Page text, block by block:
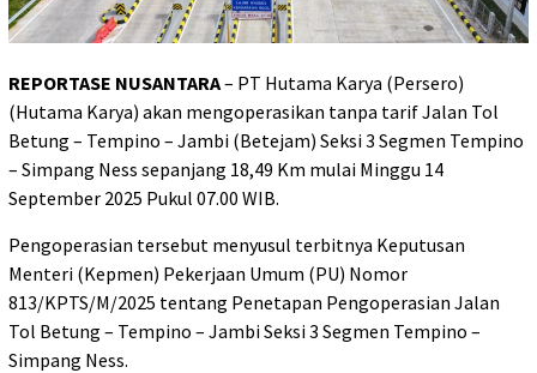
REPORTASE NUSANTARA– PT Hutama Karya (Persero)
(Hutama Karya) akan mengoperasikan tanpa tarif Jalan Tol
Betung – Tempino – Jambi (Betejam) Seksi 3 Segmen Tempino
– Simpang Ness sepanjang 18,49 Km mulai Minggu 14
September 2025 Pukul 07.00 WIB.
Pengoperasian tersebut menyusul terbitnya Keputusan
Menteri (Kepmen) Pekerjaan Umum (PU) Nomor
813/KPTS/M/2025 tentang Penetapan Pengoperasian Jalan
Tol Betung – Tempino – Jambi Seksi 3 Segmen Tempino –
Simpang Ness.